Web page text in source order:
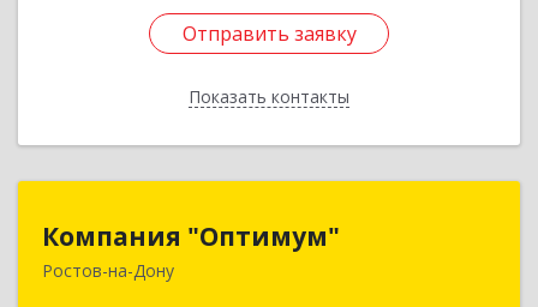
Отправить заявку
Показать контакты
Отправить заявку
Назад
Компания "Оптимум"
Ростов-на-Дону
344000, Ростовская обл, Ростов-на-Дону г,